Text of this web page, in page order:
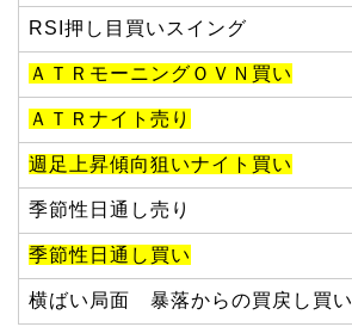
RSI押し目買いスイング
ＡＴＲモーニングＯＶＮ買い
ＡＴＲナイト売り
週足上昇傾向狙いナイト買い
季節性日通し売り
季節性日通し買い
横ばい局面 暴落からの買戻し買い